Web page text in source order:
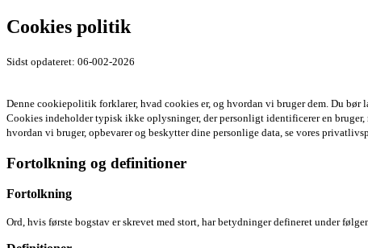
Cookies politik
Sidst opdateret: 06-002-2026
Denne cookiepolitik forklarer, hvad cookies er, og hvordan vi bruger dem. Du
Cookies indeholder typisk ikke oplysninger, der personligt identificerer en
hvordan vi bruger, opbevarer og beskytter dine personlige data, se vores
Fortolkning og definitioner
Fortolkning
Ord, hvis første bogstav er skrevet med stort, har betydninger defineret under